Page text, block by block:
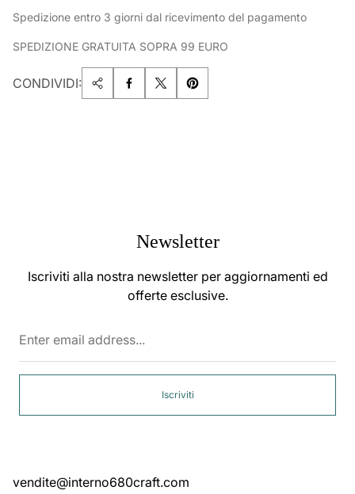
Spedizione entro 3 giorni dal ricevimento del pagamento
SPEDIZIONE GRATUITA SOPRA 99 EURO
CONDIVIDI:
Newsletter
Iscriviti alla nostra newsletter per aggiornamenti ed
offerte esclusive.
Iscriviti
vendite@interno680craft.com